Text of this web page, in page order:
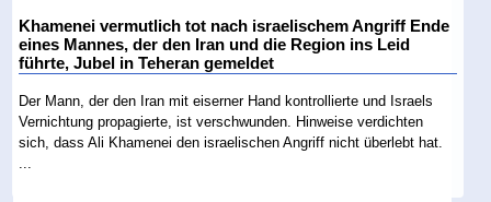
Khamenei vermutlich tot nach israelischem Angriff Ende
eines Mannes, der den Iran und die Region ins Leid
führte, Jubel in Teheran gemeldet
Der Mann, der den Iran mit eiserner Hand kontrollierte und Israels
Vernichtung propagierte, ist verschwunden. Hinweise verdichten
sich, dass Ali Khamenei den israelischen Angriff nicht überlebt hat.